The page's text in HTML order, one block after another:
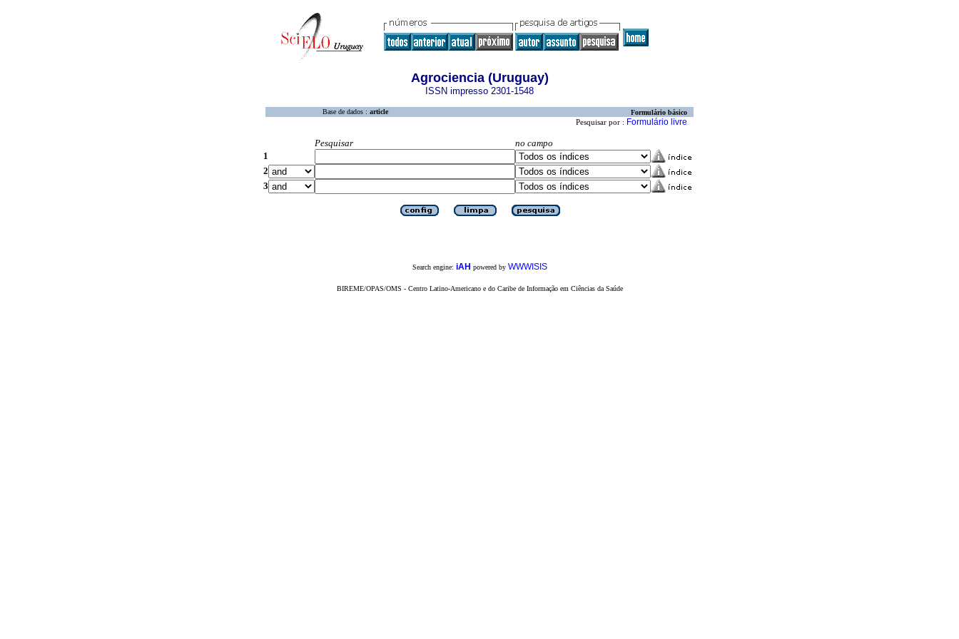
Agrociencia (Uruguay)
ISSN impresso 2301-1548
Base de dados : article Formulário básico
Pesquisar por : Formulário livre
Pesquisar
no campo
1
2
3
Search engine: iAH powered by WWWISIS
BIREME/OPAS/OMS - Centro Latino-Americano e do Caribe de Informação em Ciências da Saúde